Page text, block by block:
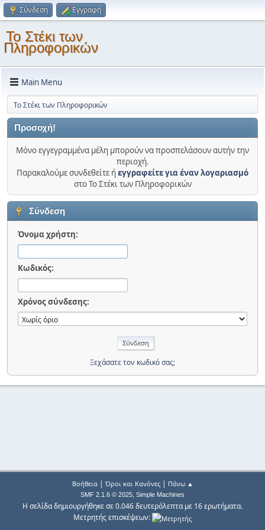
Σύνδεση Εγγραφή
Το Στέκι των
Πληροφορικών
Main Menu
Το Στέκι των Πληροφορικών
Προσοχή!
Μόνο εγγεγραμμένα μέλη μπορούν να προσπελάσουν αυτήν την
περιοχή.
Παρακαλούμε συνδεθείτε ήεγγραφείτε για έναν λογαριασμό
στο Το Στέκι των Πληροφορικών
Σύνδεση
Όνομα χρήστη:
Κωδικός:
Χρόνος σύνδεσης:
Ξεχάσατε τον κωδικό σας;
Βοήθεια| Όροι και Κανόνες| Πάνω ▲
SMF 2.1.6 © 2025, Simple Machines
Η σελίδα δημιουργήθηκε σε 0.046 δευτερόλεπτα με 16 ερωτήματα.
Μετρητής επισκέψεων: